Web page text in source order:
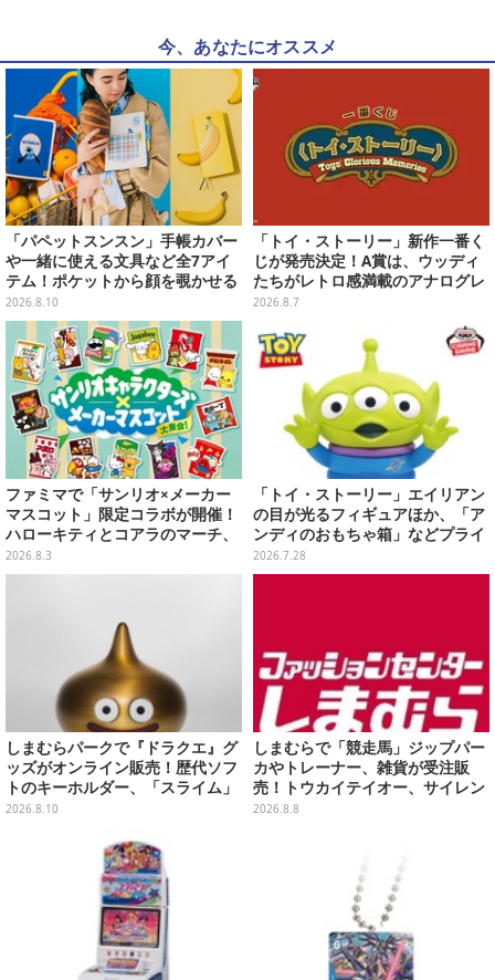
今、あなたにオススメ
「パペットスンスン」手帳カバー
や一緒に使える文具など全7アイ
テム！ポケットから顔を覗かせる
スンスンほか遊び心満載のデザイ
ン
2026.8.10
「トイ・ストーリー」新作一番く
じが発売決定！A賞は、ウッディ
たちがレトロ感満載のアナログレ
コード上を走る姿で立体化
2026.8.7
ファミマで「サンリオ×メーカー
マスコット」限定コラボが開催！
ハローキティとコアラのマーチ、
ハンギョドンと出前坊やなど全26
キャラが夢の共演
2026.8.3
「トイ・ストーリー」エイリアン
の目が光るフィギュアほか、「ア
ンディのおもちゃ箱」などプライ
ズが8月順次展開！
2026.7.28
しまむらパークで『ドラクエ』グ
ッズがオンライン販売！歴代ソフ
トのキーホルダー、「スライム」
「ロトの剣&盾」などのメタルフ
2026.8.10
しまむらで「競走馬」ジップパー
カやトレーナー、雑貨が受注販
売！トウカイテイオー、サイレン
ススズカなど名馬をデザイン
2026.8.8